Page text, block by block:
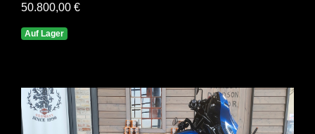
50.800,00 €
Auf Lager